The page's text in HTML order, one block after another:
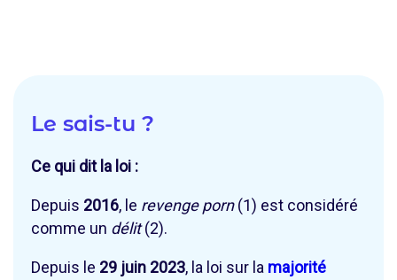
Le sais-tu ?
Ce qui dit la loi :
Depuis 2016, le revenge porn(1) est considéré
comme un délit(2).
Depuis le 29 juin 2023, la loi sur la majorité